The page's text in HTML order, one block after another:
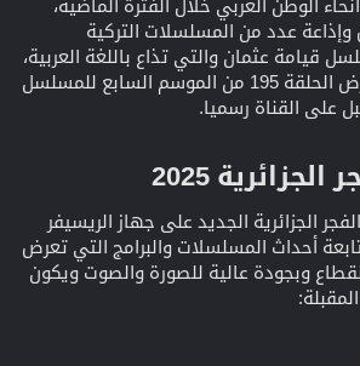
الوطن العربي خلال الفترة الماضية،
عدد من المسلسلات التركية
قيامة عثمان والتي تذاع باللغة العربية،
كما أنه من المنتظر عرض الحلقة 195 من الموسم السابع للمسلسل
على القناة رسميا.
2025​
الجزائرية الجديد على جهاز الريسيفر
أحداث المسلسلات والبرامج التي تعرض
وبجودة عالية للصورة والصوت ويكون